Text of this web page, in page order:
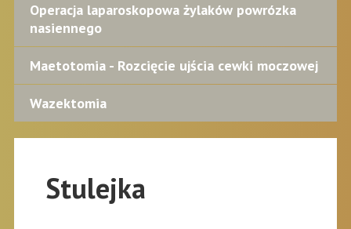
Operacja laparoskopowa żylaków powrózka
nasiennego
Maetotomia - Rozcięcie ujścia cewki moczowej
Wazektomia
Stulejka